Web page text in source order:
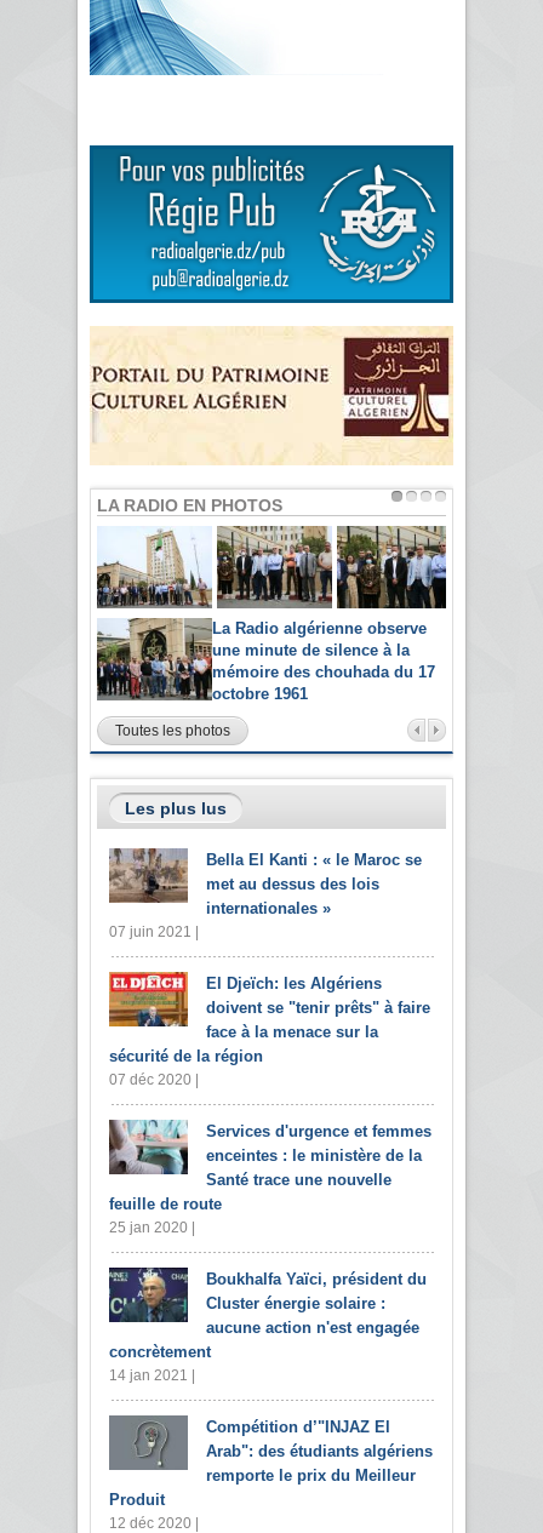
LA RADIO EN PHOTOS
La Radio algérienne observe
une minute de silence à la
mémoire des chouhada du 17
octobre 1961
Toutes les photos
Les plus lus
Bella El Kanti : « le Maroc se
met au dessus des lois
internationales »
07 juin 2021 |
El Djeïch: les Algériens
doivent se "tenir prêts" à faire
face à la menace sur la
sécurité de la région
07 déc 2020 |
Services d'urgence et femmes
enceintes : le ministère de la
Santé trace une nouvelle
feuille de route
25 jan 2020 |
Boukhalfa Yaïci, président du
Cluster énergie solaire :
aucune action n'est engagée
concrètement
14 jan 2021 |
Compétition d’"INJAZ El
Arab": des étudiants algériens
remporte le prix du Meilleur
Produit
12 déc 2020 |